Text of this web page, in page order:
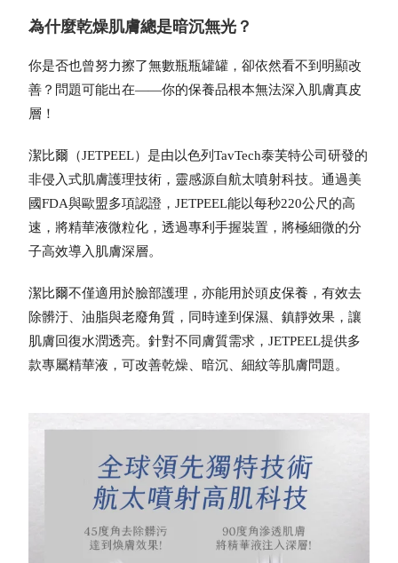
為什麼乾燥肌膚總是暗沉無光？
你是否也曾努力擦了無數瓶瓶罐罐，卻依然看不到明顯改
善？問題可能出在——你的保養品根本無法深入肌膚真皮
層！
潔比爾（JETPEEL）是由以色列TavTech泰芙特公司研發的
非侵入式肌膚護理技術，靈感源自航太噴射科技。通過美
國FDA與歐盟多項認證，JETPEEL能以每秒220公尺的高
速，將精華液微粒化，透過專利手握裝置，將極細微的分
子高效導入肌膚深層。
潔比爾不僅適用於臉部護理，亦能用於頭皮保養，有效去
除髒汙、油脂與老廢角質，同時達到保濕、鎮靜效果，讓
肌膚回復水潤透亮。針對不同膚質需求，JETPEEL提供多
款專屬精華液，可改善乾燥、暗沉、細紋等肌膚問題。